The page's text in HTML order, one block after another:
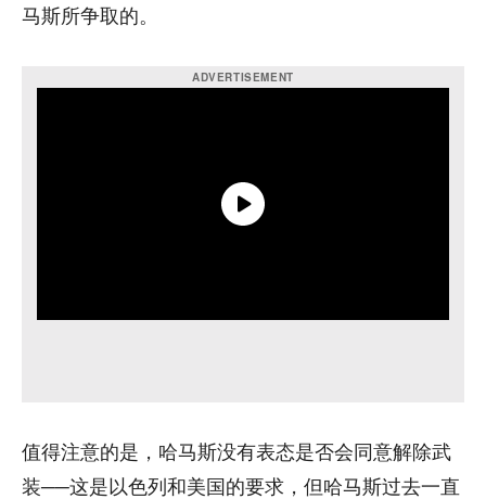
马斯所争取的。
值得注意的是，哈马斯没有表态是否会同意解除武
装──这是以色列和美国的要求，但哈马斯过去一直